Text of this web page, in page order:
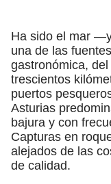
Ha sido el mar
una de las
gastronómica,
trescientos
puertos
Asturias
bajura y con
Capturas en
alejados de las
de calidad.